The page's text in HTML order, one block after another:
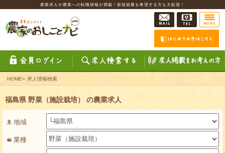
農業求人や農業への転職情報が満載！新規就農を希望する方も大歓迎！
HOME> 求人情報検索
福島県 野菜（施設栽培） の農業求人
地域
業種